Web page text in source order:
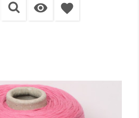
 favorite